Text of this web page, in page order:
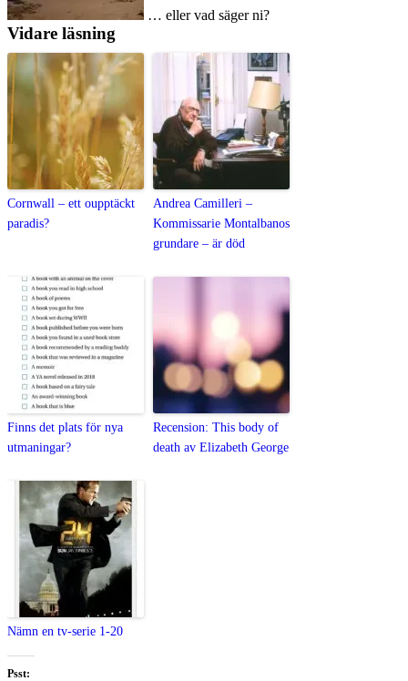
… eller vad säger ni?
Vidare läsning
Cornwall – ett oupptäckt
paradis?
Andrea Camilleri –
Kommissarie Montalbanos
grundare – är död
Finns det plats för nya
utmaningar?
Recension: This body of
death av Elizabeth George
Nämn en tv-serie 1-20
Psst: